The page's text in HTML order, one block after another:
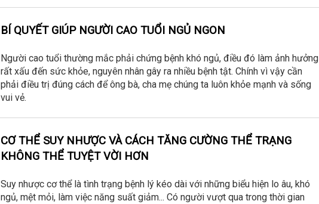
BÍ QUYẾT GIÚP NGƯỜI CAO TUỔI NGỦ NGON
Người cao tuổi thường mắc phải chứng bệnh khó ngủ, điều đó làm ảnh hưởng
rất xấu đến sức khỏe, nguyên nhân gây ra nhiều bệnh tật. Chính vì vậy cần
phải điều trị đúng cách để ông bà, cha mẹ chúng ta luôn khỏe mạnh và sống
vui vẻ.
CƠ THỂ SUY NHƯỢC VÀ CÁCH TĂNG CƯỜNG THỂ TRẠNG
KHÔNG THỂ TUYỆT VỜI HƠN
Suy nhược cơ thể là tình trạng bệnh lý kéo dài với những biểu hiện lo âu, khó
ngủ, mệt mỏi, làm việc năng suất giảm... Có người vượt qua trong thời gian